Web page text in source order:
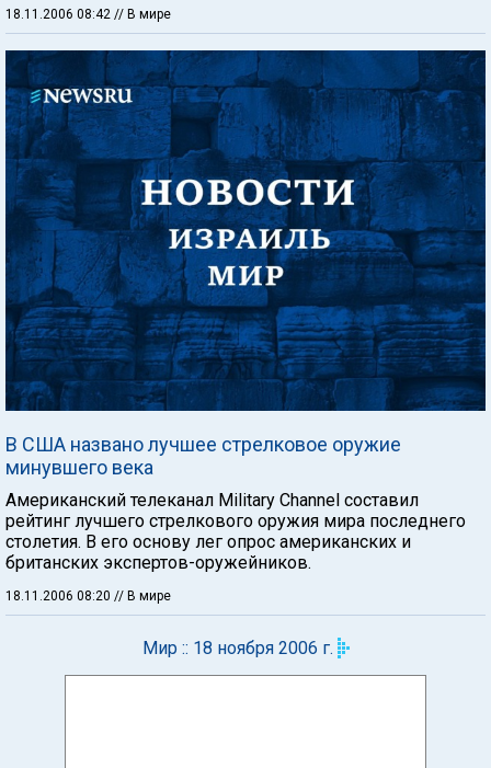
18.11.2006 08:42 // В мире
В США названо лучшее стрелковое оружие
минувшего века
Американский телеканал Military Channel составил
рейтинг лучшего стрелкового оружия мира последнего
столетия. В его основу лег опрос американских и
британских экспертов-оружейников.
18.11.2006 08:20 // В мире
Мир :: 18 ноября 2006 г.